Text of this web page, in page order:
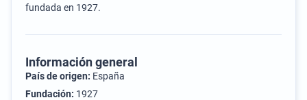
fundada en 1927.
Información general
País de origen: España
Fundación: 1927